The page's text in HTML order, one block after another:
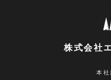
株式会社
本社